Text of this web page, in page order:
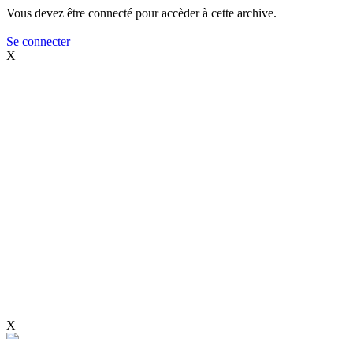
Vous devez être connecté pour accèder à cette archive.
Se connecter
X
X